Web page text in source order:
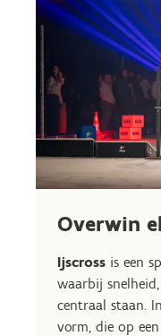
Overwin
Ijscross is een
waarbij
centraal staan.
vorm, die op